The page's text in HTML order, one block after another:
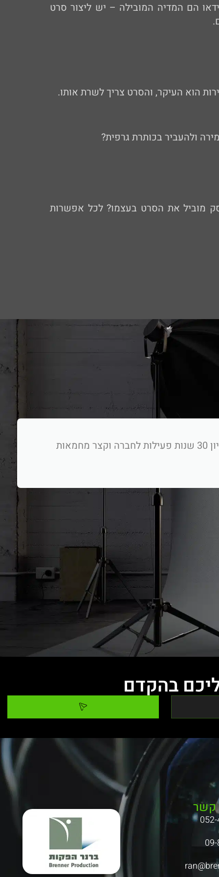
הם המדיה המובילה – יש ליצור סרט
הוא העיקר, והסרט צריך לשרת אותו.
ולהעביר בכותרת גרפית?
מוביל את הסרט בעצמו? לכל אפשרות
בשם חברת מקסופט רציתי להודות לך על הפקת סרטי תדמית לחברה. הסרט הוקרן באירוע המרכזי לציון 30 שנות פעילות לחברה וקצר מחמאות
בהקדם
קשר